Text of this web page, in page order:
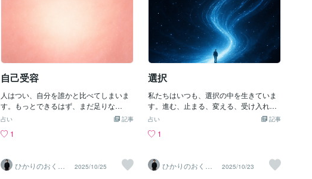
ていく〜〜〜〜〜〜〜〜もし、今あなた
がほんの少しでも安心できたり、「それ
でも大丈夫かもしれない」と思えたのな
ら、この詩は、もうすでにあなたの光と
静かに響き合っているのだと思います。
次のしずくで、またお会いしましょう💧
✨ありがとうございます。〜遍くいま存
在している愛と光に氣づけますように〜
自己受容
人はつい、自分を誰かと比べてしまいま
す。もっとできるはず、まだ足りな
い。。。そんな思いに縛られるほど、本
とがあります。でも、自分を否定し続け
のは、完璧になることではなく、「それ
でも生きてきた自分」をちゃんと認めて
記事
占い
1
ひかりのおくり
て〜SinMa〜
2025/10/25
選択
私たちはいつも、選択の中を生きていま
す。進む、止まる、変える、受け入れる
——そのすべてが未来を創っています。
く、魂の声を取り戻すことなのかもしれ
の未来を創っていく震えながら踏み出し
た小さな一歩が運命の扉を開く鍵となる
記事
占い
1
ひかりのおくり
て〜SinMa〜
2025/10/23